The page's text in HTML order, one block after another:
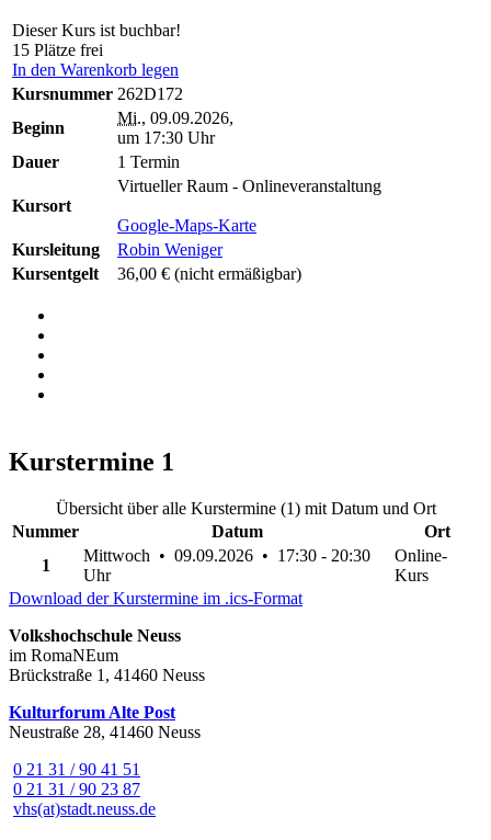
Dieser Kurs ist buchbar!
15 Plätze frei
In den Warenkorb legen
Kursnummer 262D172
Beginn
Mi., 09.09.2026,
um 17:30 Uhr
Dauer
1 Termin
Kursort
Virtueller Raum - Onlineveranstaltung
Google-Maps-Karte
Kursleitung
Robin Weniger
Kursentgelt
36,00 € (nicht ermäßigbar)
Kurstermine 1
Übersicht über alle Kurstermine (1) mit Datum und Ort
Nummer
Datum
Ort
1
Mittwoch • 09.09.2026 • 17:30 - 20:30
Uhr
Online-
Kurs
Download der Kurstermine im .ics-Format
Volkshochschule Neuss
im RomaNEum
Brückstraße 1, 41460 Neuss
Kulturforum Alte Post
Neustraße 28, 41460 Neuss
0 21 31 / 90 41 51
0 21 31 / 90 23 87
vhs(at)stadt.neuss.de